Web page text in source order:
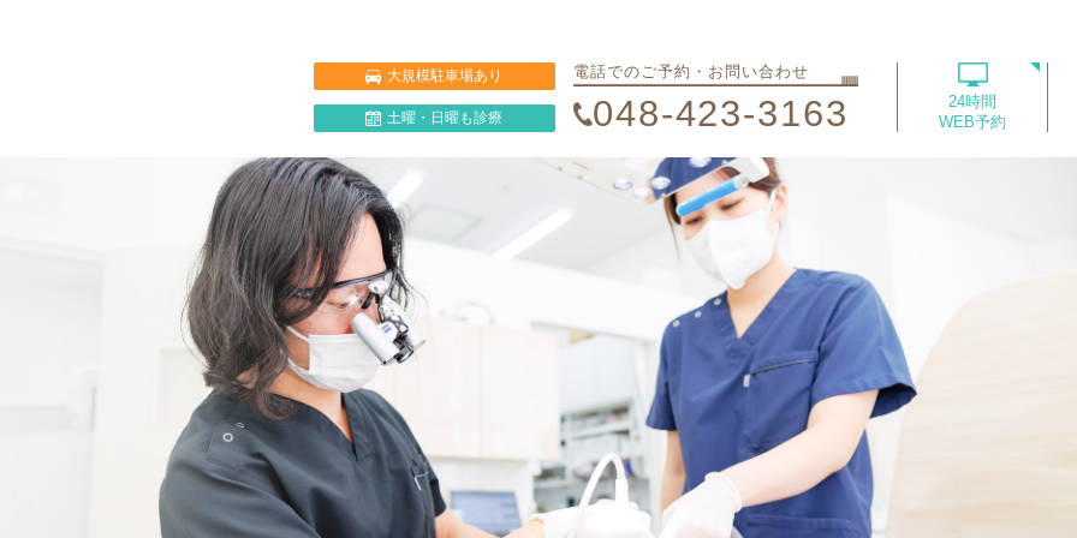
大規模駐車場あり
土曜・日曜も診療
電話でのご予約・お問い合わせ
048-423-3163
24時間
WEB予約